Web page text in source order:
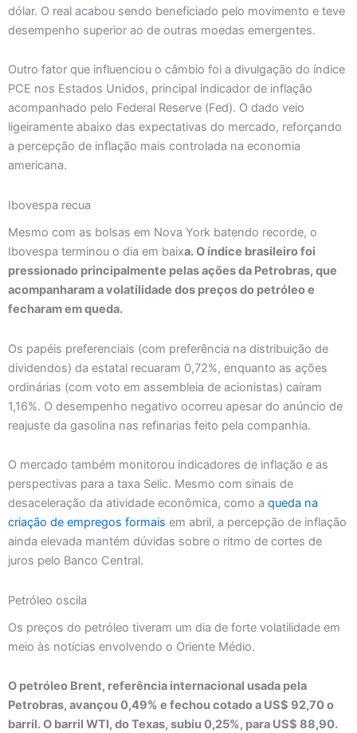
dólar. O real acabou sendo beneficiado pelo movimento e teve
desempenho superior ao de outras moedas emergentes.
Outro fator que influenciou o câmbio foi a divulgação do índice
PCE nos Estados Unidos, principal indicador de inflação
acompanhado pelo Federal Reserve (Fed). O dado veio
ligeiramente abaixo das expectativas do mercado, reforçando
a percepção de inflação mais controlada na economia
americana.
Ibovespa recua
Mesmo com as bolsas em Nova York batendo recorde, o
Ibovespa terminou o dia em baixa. O índice brasileiro foi
pressionado principalmente pelas ações da Petrobras, que
acompanharam a volatilidade dos preços do petróleo e
fecharam em queda.
Os papéis preferenciais (com preferência na distribuição de
dividendos) da estatal recuaram 0,72%, enquanto as ações
ordinárias (com voto em assembleia de acionistas) caíram
1,16%. O desempenho negativo ocorreu apesar do anúncio de
reajuste da gasolina nas refinarias feito pela companhia.
O mercado também monitorou indicadores de inflação e as
perspectivas para a taxa Selic. Mesmo com sinais de
desaceleração da atividade econômica, como a queda na
criação de empregos formais em abril, a percepção de inflação
ainda elevada mantém dúvidas sobre o ritmo de cortes de
juros pelo Banco Central.
Petróleo oscila
Os preços do petróleo tiveram um dia de forte volatilidade em
meio às notícias envolvendo o Oriente Médio.
O petróleo Brent, referência internacional usada pela
Petrobras, avançou 0,49% e fechou cotado a US$ 92,70 o
barril. O barril WTI, do Texas, subiu 0,25%, para US$ 88,90.